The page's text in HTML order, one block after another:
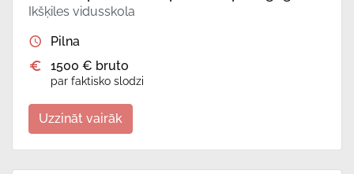
Ikšķiles vidusskola
Pilna
1500 € bruto
par faktisko slodzi
Uzzināt vairāk